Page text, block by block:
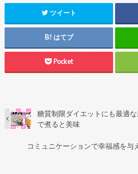
ツイート
はてブ
Pocket
糖質制限ダイエットにも最適
で煮ると美味
コミュニケーションで幸福感を与